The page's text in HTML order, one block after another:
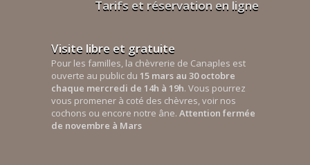
Tarifs et réservation en ligne
Visite libre et gratuite
Pour les familles, la chèvrerie de Canaples est
ouverte au public du 15 mars au 30 octobre
chaque mercredi de 14h à 19h. Vous pourrez
vous promener à coté des chèvres, voir nos
cochons ou encore notre âne. Attention fermée
de novembre à Mars